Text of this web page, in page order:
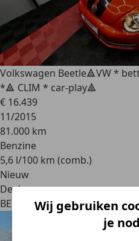
Volkswagen Beetle🔺VW *
*🔺 CLIM * car-play🔺
€ 16.439
11/2015
81.000 km
Benzine
5,6 l/100 km (comb.)
Nieuw
Dealer
BE 4910Polleur
Wij gebruiken
je